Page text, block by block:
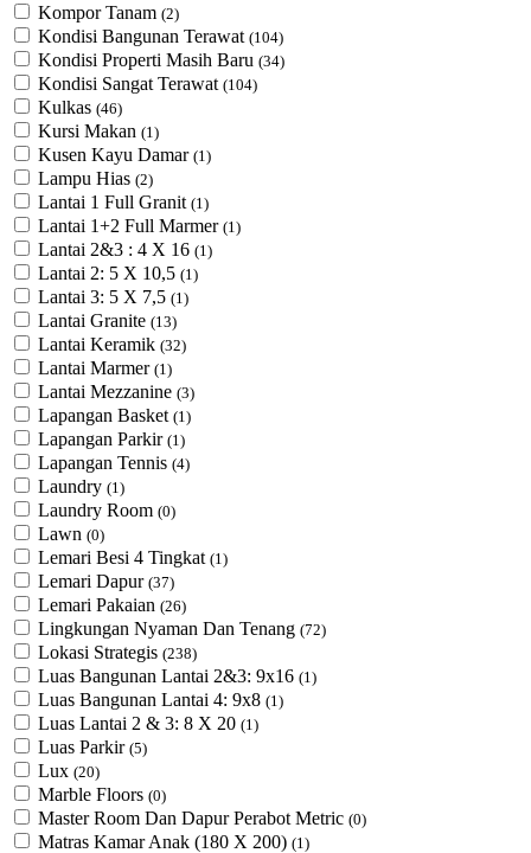
Kompor Tanam (2)
Kondisi Bangunan Terawat (104)
Kondisi Properti Masih Baru (34)
Kondisi Sangat Terawat (104)
Kulkas (46)
Kursi Makan (1)
Kusen Kayu Damar (1)
Lampu Hias (2)
Lantai 1 Full Granit (1)
Lantai 1+2 Full Marmer (1)
Lantai 2&3 : 4 X 16 (1)
Lantai 2: 5 X 10,5 (1)
Lantai 3: 5 X 7,5 (1)
Lantai Granite (13)
Lantai Keramik (32)
Lantai Marmer (1)
Lantai Mezzanine (3)
Lapangan Basket (1)
Lapangan Parkir (1)
Lapangan Tennis (4)
Laundry (1)
Laundry Room (0)
Lawn (0)
Lemari Besi 4 Tingkat (1)
Lemari Dapur (37)
Lemari Pakaian (26)
Lingkungan Nyaman Dan Tenang (72)
Lokasi Strategis (238)
Luas Bangunan Lantai 2&3: 9x16 (1)
Luas Bangunan Lantai 4: 9x8 (1)
Luas Lantai 2 & 3: 8 X 20 (1)
Luas Parkir (5)
Lux (20)
Marble Floors (0)
Master Room Dan Dapur Perabot Metric (0)
Matras Kamar Anak (180 X 200) (1)